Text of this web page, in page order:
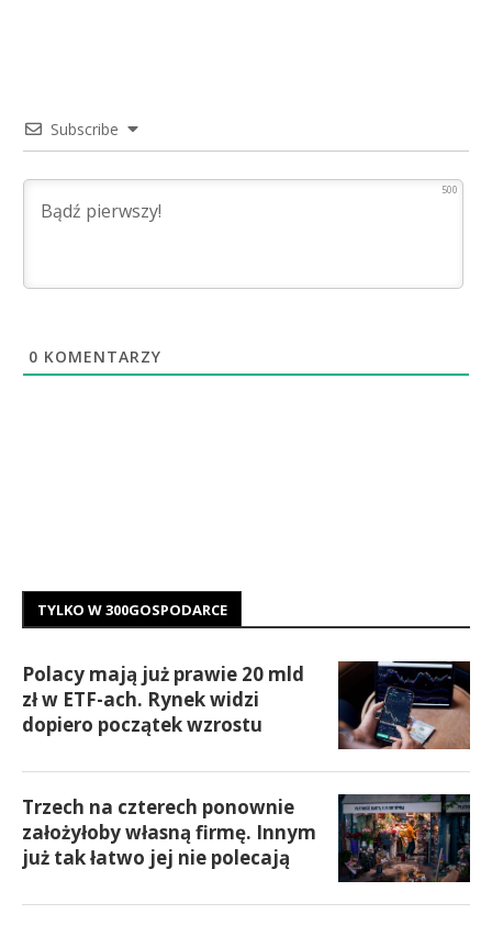
Subscribe
500
0 KOMENTARZY
TYLKO W 300GOSPODARCE
Polacy mają już prawie 20 mld
zł w ETF-ach. Rynek widzi
dopiero początek wzrostu
Trzech na czterech ponownie
założyłoby własną firmę. Innym
już tak łatwo jej nie polecają